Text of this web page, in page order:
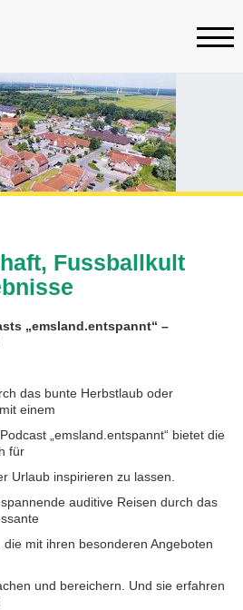
Fussballkult
„emsland.entspannt“ –
das bunte Herbstlaub oder
einem
„emsland.entspannt“ bietet die
für
Urlaub inspirieren zu lassen.
auditive Reisen durch das
mit ihren besonderen Angeboten
und bereichern. Und sie erfahren